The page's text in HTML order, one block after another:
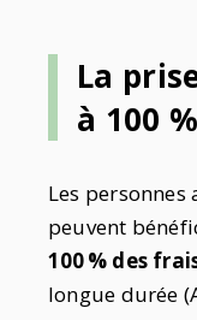
La
à 100
Les personnes
peuvent
100 % des
longue durée